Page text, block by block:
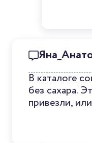
В каталоге
без сахара.
привезли,